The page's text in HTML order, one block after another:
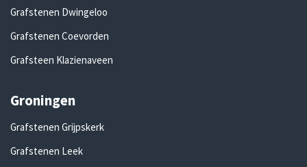
Grafstenen Dwingeloo
Grafstenen Coevorden
Grafsteen Klazienaveen
Groningen
Grafstenen Grijpskerk
Grafstenen Leek